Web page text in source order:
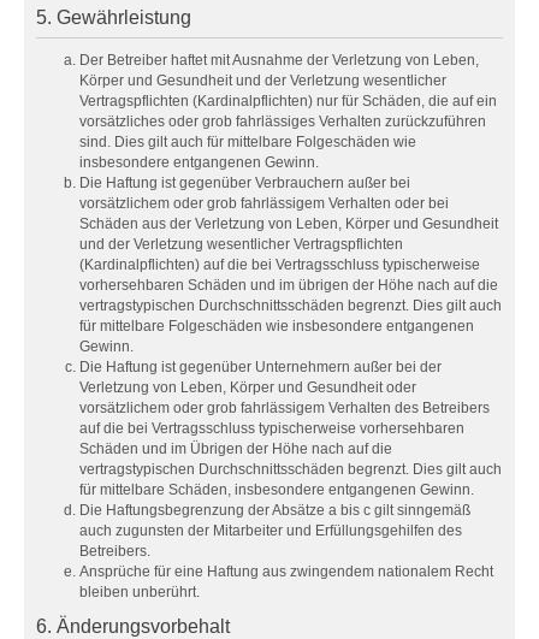
5. Gewährleistung
Der Betreiber haftet mit Ausnahme der Verletzung von Leben,
Körper und Gesundheit und der Verletzung wesentlicher
Vertragspflichten (Kardinalpflichten) nur für Schäden, die auf ein
vorsätzliches oder grob fahrlässiges Verhalten zurückzuführen
sind. Dies gilt auch für mittelbare Folgeschäden wie
insbesondere entgangenen Gewinn.
Die Haftung ist gegenüber Verbrauchern außer bei
vorsätzlichem oder grob fahrlässigem Verhalten oder bei
Schäden aus der Verletzung von Leben, Körper und Gesundheit
und der Verletzung wesentlicher Vertragspflichten
(Kardinalpflichten) auf die bei Vertragsschluss typischerweise
vorhersehbaren Schäden und im übrigen der Höhe nach auf die
vertragstypischen Durchschnittsschäden begrenzt. Dies gilt auch
für mittelbare Folgeschäden wie insbesondere entgangenen
Gewinn.
Die Haftung ist gegenüber Unternehmern außer bei der
Verletzung von Leben, Körper und Gesundheit oder
vorsätzlichem oder grob fahrlässigem Verhalten des Betreibers
auf die bei Vertragsschluss typischerweise vorhersehbaren
Schäden und im Übrigen der Höhe nach auf die
vertragstypischen Durchschnittsschäden begrenzt. Dies gilt auch
für mittelbare Schäden, insbesondere entgangenen Gewinn.
Die Haftungsbegrenzung der Absätze a bis c gilt sinngemäß
auch zugunsten der Mitarbeiter und Erfüllungsgehilfen des
Betreibers.
Ansprüche für eine Haftung aus zwingendem nationalem Recht
bleiben unberührt.
6. Änderungsvorbehalt